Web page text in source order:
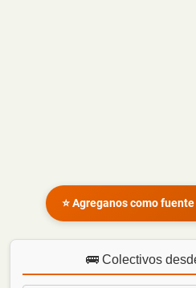
⭐ Agreganos como
🚌 Colectivos